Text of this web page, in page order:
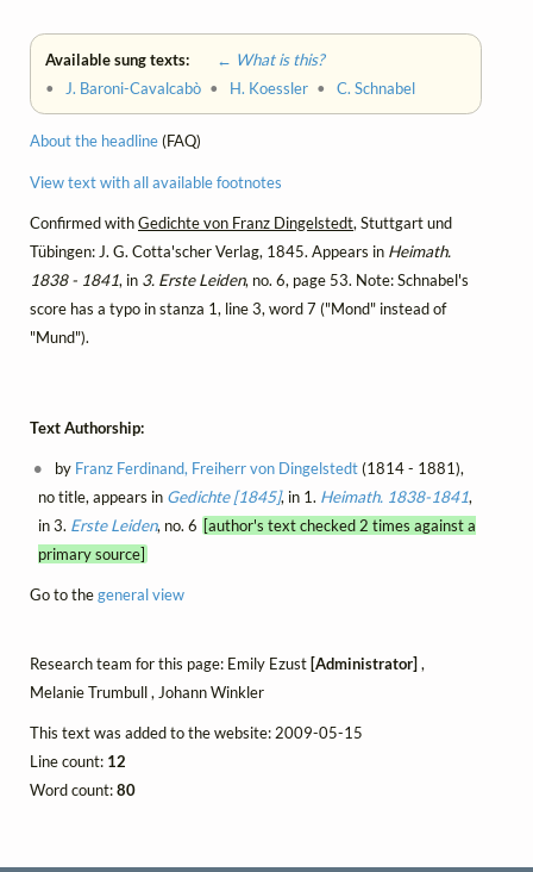
Available sung texts:
← What is this?
•
J. Baroni-Cavalcabò • H. Koessler •C. Schnabel
About the headline(FAQ)
View text with all available footnotes
Confirmed withGedichte von Franz Dingelstedt, Stuttgart und
Tübingen: J. G. Cotta'scher Verlag, 1845. Appears in Heimath.
1838 - 1841, in 3. Erste Leiden, no. 6, page 53. Note: Schnabel's
score has a typo in stanza 1, line 3, word 7 ("Mond" instead of
"Mund").
Text Authorship:
by Franz Ferdinand, Freiherr von Dingelstedt(1814 - 1881),
no title, appears in Gedichte [1845], in 1. Heimath. 1838-1841,
in 3. Erste Leiden, no. 6 [author's text checked 2 times against a
primary source]
Go to thegeneral view
Research team for this page: Emily Ezust [Administrator] ,
Melanie Trumbull , Johann Winkler
This text was added to the website: 2009-05-15
Line count: 12
Word count:80